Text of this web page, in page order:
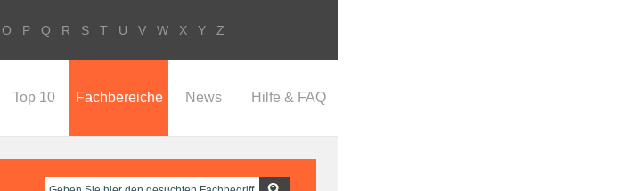
O P Q R S T U V W X Y Z
Top 10 Fachbereiche News Hilfe & FAQ